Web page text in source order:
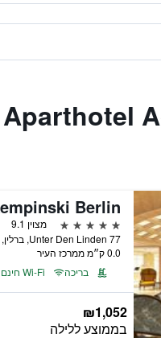
5 כוכבים
מצוין 9.1
Unter Den Linden 77, ברלין, גרמניה
0.0 ק״מ ממרכז העיר
בריכה
Wi-Fi חינם
₪1,052
בממוצע ללילה